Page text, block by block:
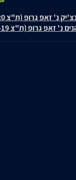
גרופ (ת"צ 23008-08-20)
גרופ (ת"צ 60371-12-19)